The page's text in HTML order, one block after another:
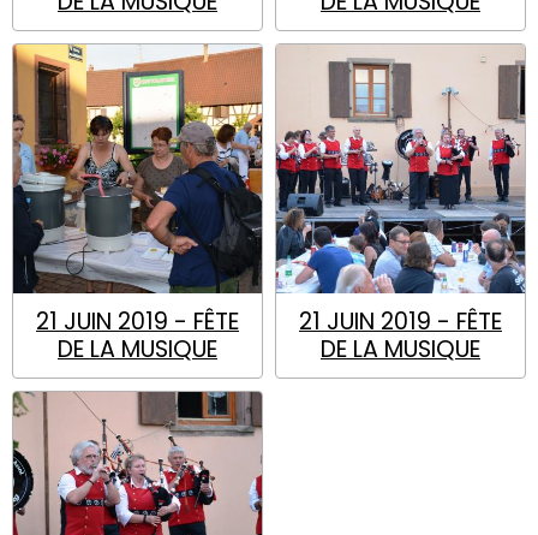
21 JUIN 2019 - FÊTE
DE LA MUSIQUE
21 JUIN 2019 - FÊTE
DE LA MUSIQUE